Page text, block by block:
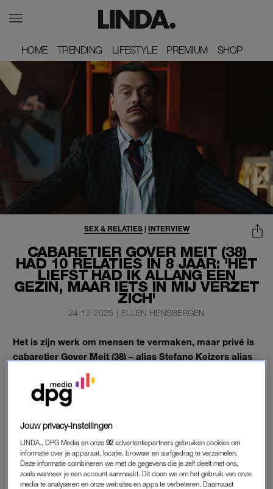
HOME
HOME TRENDING
TRENDING LIFESTYLE
LIFESTYLE PREMIUM
PREMIUM SHOP
SHOP
CABARETIER GOVER MEIT (38)
HAD 10 RELATIES IN 8 JAAR: 'HET
LIEFST HAD IK ALLANG EEN
GEZIN, MAAR IETS IN MIJ VERZET
ZICH'
SEX & RELATIES| INTERVIEW
24-12-2025 | ELLEN HENSBERGEN
Het is zijn werk om mensen te vermaken, maar privé is
cabaretier Gover Meit (38) – alias Stefano Keizers alias
Donny Ronny – niet altijd zo’n lachebek.
“Als ik in een verdrietige bui ben, lijkt het alsof de hele wereld
tegen me is”, vertelt hij in LINDA.
GOVER MEIT, DE NOMADE
“Al mijn leven lang heb ik het gevoel dat ik een vreemdeling
ben die er alleen voor staat. Vaak ga ik in mijn eentje van de
Jouw privacy-instellingen
LINDA., DPG Media en onze92 advertentiepartners gebruiken cookies om
informatie over je apparaat, locatie, browser en surfgedrag te verzamelen.
Deze informatie combineren we met de gegevens die je zelf deelt met ons,
zoals wanneer je een account aanmaakt. Dit doen we om het gebruik van onze
media te analyseren en onze websites en apps te verbeteren. Daarnaast